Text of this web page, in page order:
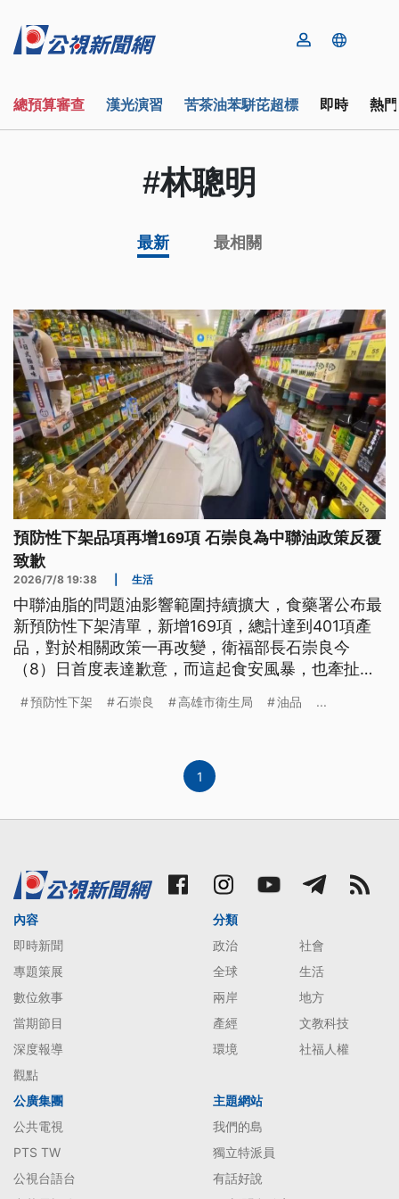
總預算審查 漢光演習 苦茶油苯駢芘超標 即時 熱
#林聰明
最新 最相關
預防性下架品項再增169項 石崇良為中聯油政策反覆
致歉
2026/7/8 19:38 生活
中聯油脂的問題油影響範圍持續擴大，食藥署公布最
新預防性下架清單，新增169項，總計達到401項產
品，對於相關政策一再改變，衛福部長石崇良今
（8）日首度表達歉意，而這起食安風暴，也牽扯
日當天生產該批大豆沙拉油，當時檢驗報告宣稱合
30日才提出通報，食藥署隨即在7月1日啟動第一波下
架回收，並且勒令中聯停工。在野質疑，政府第一時
間「蓋牌」；行政院長卓榮泰加以反駁，總統賴清德
預防性下架 石崇良 高雄市衛生局 油品 ...
1
內容
即時新聞
專題策展
數位敘事
當期節目
深度報導
觀點
分類
政治
社會
全球
生活
兩岸
地方
產經
文教科技
環境
社福人權
公廣集團
公共電視
PTS TW
公視台語台
主題網站
我們的島
獨立特派員
有話好說